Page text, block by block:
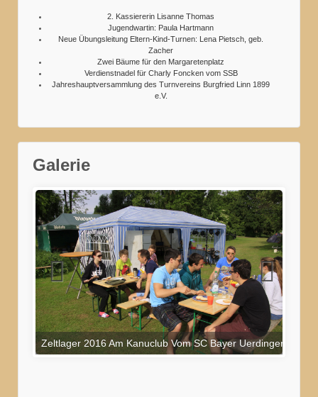
2. Kassiererin Lisanne Thomas
Jugendwartin: Paula Hartmann
Neue Übungsleitung Eltern-Kind-Turnen: Lena Pietsch, geb.
Zacher
Zwei Bäume für den Margaretenplatz
Verdienstnadel für Charly Foncken vom SSB
Jahreshauptversammlung des Turnvereins Burgfried Linn 1899
e.V.
Galerie